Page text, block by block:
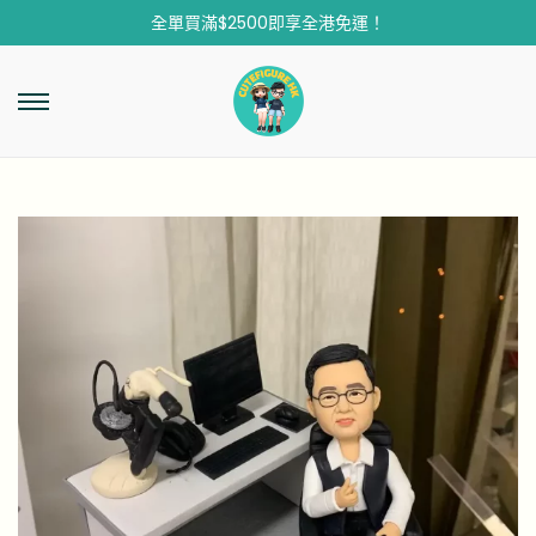
全單買滿$2500即享全港免運！